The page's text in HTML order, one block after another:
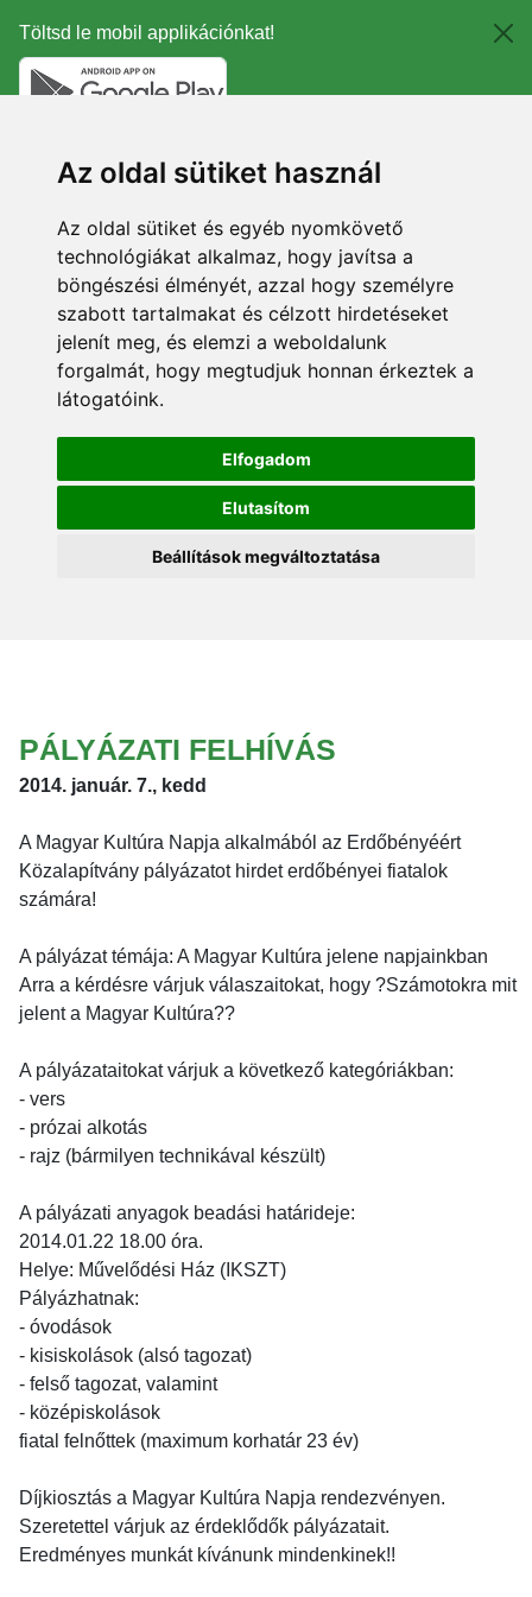
Töltsd le mobil applikációnkat!
Az oldal sütiket használ
Az oldal sütiket és egyéb nyomkövető
technológiákat alkalmaz, hogy javítsa a
böngészési élményét, azzal hogy személyre
szabott tartalmakat és célzott hirdetéseket
jelenít meg, és elemzi a weboldalunk
forgalmát, hogy megtudjuk honnan érkeztek a
látogatóink.
Elfogadom
Elutasítom
Beállítások megváltoztatása
PÁLYÁZATI FELHÍVÁS
2014. január. 7., kedd
A Magyar Kultúra Napja alkalmából az Erdőbényéért
Közalapítvány pályázatot hirdet erdőbényei fiatalok
számára!
A pályázat témája: A Magyar Kultúra jelene napjainkban
Arra a kérdésre várjuk válaszaitokat, hogy ?Számotokra mit
jelent a Magyar Kultúra??
A pályázataitokat várjuk a következő kategóriákban:
- vers
- prózai alkotás
- rajz (bármilyen technikával készült)
A pályázati anyagok beadási határideje:
2014.01.22 18.00 óra.
Helye: Művelődési Ház (IKSZT)
Pályázhatnak:
- óvodások
- kisiskolások (alsó tagozat)
- felső tagozat, valamint
- középiskolások
fiatal felnőttek (maximum korhatár 23 év)
Díjkiosztás a Magyar Kultúra Napja rendezvényen.
Szeretettel várjuk az érdeklődők pályázatait.
Eredményes munkát kívánunk mindenkinek!!